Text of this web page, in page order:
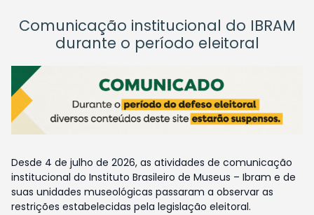
Comunicação institucional do IBRAM
durante o período eleitoral
Desde 4 de julho de 2026, as atividades de comunicação
institucional do Instituto Brasileiro de Museus – Ibram e de
suas unidades museológicas passaram a observar as
restrições estabelecidas pela legislação eleitoral.